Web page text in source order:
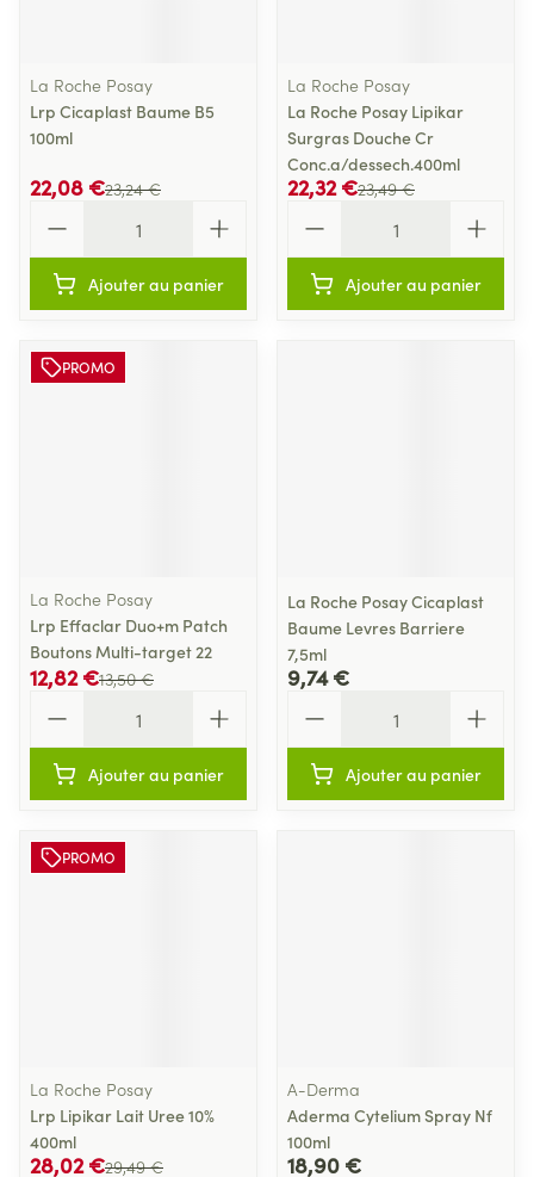
La Roche Posay
Lrp Cicaplast Baume B5
100ml
23,24 €
22,08 €
Ajouter au panier
La Roche Posay
La Roche Posay Lipikar
Surgras Douche Cr
Conc.a/dessech.400ml
23,49 €
22,32 €
Ajouter au panier
PROMO
La Roche Posay
Lrp Effaclar Duo+m Patch
Boutons Multi-target 22
13,50 €
12,82 €
Ajouter au panier
La Roche Posay Cicaplast
Baume Levres Barriere
7,5ml
9,74 €
Ajouter au panier
PROMO
La Roche Posay
Lrp Lipikar Lait Uree 10%
400ml
29,49 €
28,02 €
A-Derma
Aderma Cytelium Spray Nf
100ml
18,90 €